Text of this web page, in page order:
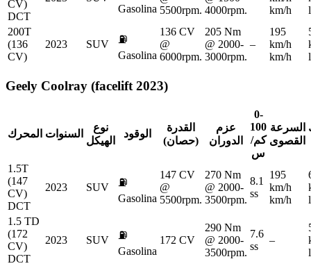
CV)
DCT
Gasolina 5500rpm. 4000rpm.
km/h
200T
(136
CV)
2023 SUV
⛽
Gasolina
136 CV
@
6000rpm.
205 Nm
@ 2000-
3000rpm.
–
195
km/h
km/h
Geely Coolray (facelift 2023)
المحرك السنوات
نوع
الهيكل
الوقود
القدرة
(حصان)
عزم
الدوران
0-
100
كم/
س
السرعة
القصوى
1.5T
(147
CV)
DCT
2023 SUV
⛽
Gasolina
147 CV
@
5500rpm.
270 Nm
@ 2000-
3500rpm.
8.1
ss
195
km/h
km/h
1.5 TD
(172
CV)
DCT
2023 SUV
⛽
Gasolina
172 CV
290 Nm
@ 2000-
3500rpm.
7.6
ss
–